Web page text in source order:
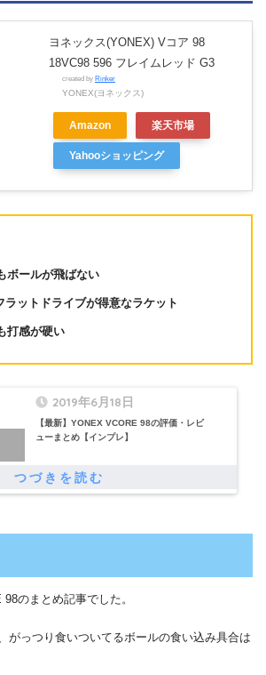
ヨネックス(YONEX) Vコア 98
18VC98 596 フレイムレッド G3
created by Rinker
YONEX(ヨネックス)
Amazon 楽天市場
Yahooショッピング
ボールが飛ばない
ラットドライブが得意なラケット
打感が硬い
2019年6月18日
【最新】YONEX VCORE 98の評価・レビ
ューまとめ【インプレ】
のまとめ記事でした。
がっつり食いついてるボールの食い込み具合は